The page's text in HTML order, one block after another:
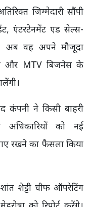
जिम्मेदारी सौंपी
एंटरटेनमेंट एड सेल्स-
अब वह अपने मौजूदा
और MTV बिजनेस के
कंपनी ने किसी बाहरी
को नई
रखने का फैसला किया
शेट्टी चीफ ऑपरेटिंग